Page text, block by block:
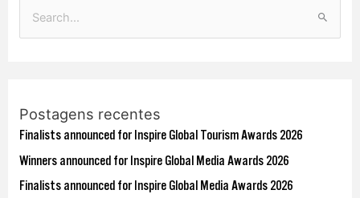
u
i
s
a
Postagens recentes
Finalists announced for Inspire Global Tourism Awards 2026
Winners announced for Inspire Global Media Awards 2026
Finalists announced for Inspire Global Media Awards 2026